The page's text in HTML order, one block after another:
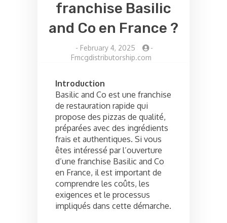
franchise Basilic
and Co en France ?
- February 4, 2025
-
Fmcgdistributorship.com
Introduction
Basilic and Co est une franchise
de restauration rapide qui
propose des pizzas de qualité,
préparées avec des ingrédients
frais et authentiques. Si vous
êtes intéressé par l’ouverture
d’une franchise Basilic and Co
en France, il est important de
comprendre les coûts, les
exigences et le processus
impliqués dans cette démarche.